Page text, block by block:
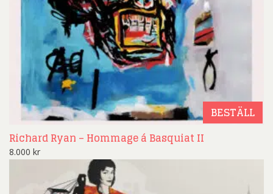
BESTÄLL
Richard Ryan – Hommage á Basquiat II
8.000 kr